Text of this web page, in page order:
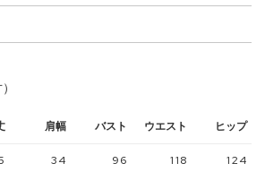
肩幅 バスト ウエスト ヒップ
34 96 118 124